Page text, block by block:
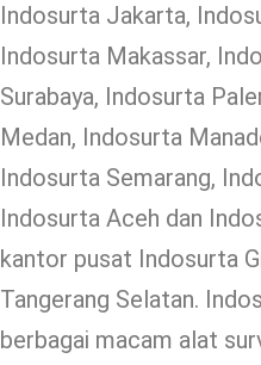
Indosurta Jakarta,
Indosurta Makassar,
Surabaya, Indosurta
Medan, Indosurta
Indosurta Semarang,
Indosurta Aceh dan
kantor pusat Indosurta
Tangerang Selatan.
berbagai macam alat